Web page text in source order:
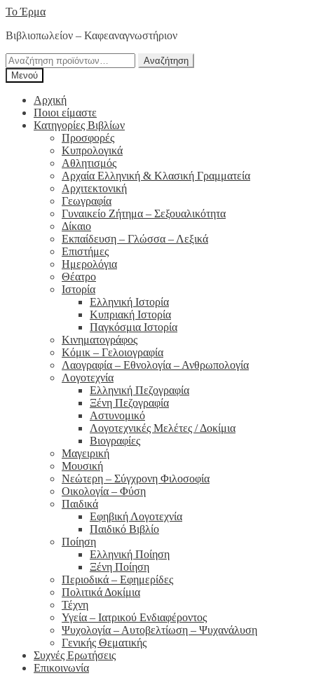
Απευθείας
στην
Μετάβαση
περιεχόμενο
Το Έρμα
Βιβλιοπωλείον – Καφεαναγνωστήριον
Αναζήτηση
για:
Αναζήτηση
Μενού
Αρχική
Ποιοι είμαστε
Κατηγορίες Βιβλίων
Προσφορές
Κυπρολογικά
Αθλητισμός
Αρχαία Ελληνική & Κλασική Γραμματεία
Αρχιτεκτονική
Γεωγραφία
Γυναικείο Ζήτημα – Σεξουαλικότητα
Δίκαιο
Εκπαίδευση – Γλώσσα – Λεξικά
Επιστήμες
Ημερολόγια
Θέατρο
Ιστορία
Ελληνική Ιστορία
Κυπριακή Ιστορία
Παγκόσμια Ιστορία
Κινηματογράφος
Κόμικ – Γελοιογραφία
Λαογραφία – Εθνολογία – Ανθρωπολογία
Λογοτεχνία
Ελληνική Πεζογραφία
Ξένη Πεζογραφία
Αστυνομικό
Λογοτεχνικές Μελέτες / Δοκίμια
Βιογραφίες
Μαγειρική
Μουσική
Νεώτερη – Σύγχρονη Φιλοσοφία
Οικολογία – Φύση
Παιδικά
Εφηβική Λογοτεχνία
Παιδικό Βιβλίο
Ποίηση
Ελληνική Ποίηση
Ξένη Ποίηση
Περιοδικά – Εφημερίδες
Πολιτικά Δοκίμια
Τέχνη
Υγεία – Ιατρικού Ενδιαφέροντος
Ψυχολογία – Αυτοβελτίωση – Ψυχανάλυση
Γενικής Θεματικής
Συχνές Ερωτήσεις
Επικοινωνία